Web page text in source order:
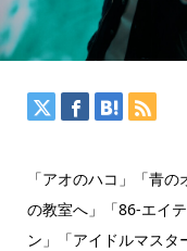
「アオのハコ」「青
の教室へ」「86-エイ
ン」「アイドルマス